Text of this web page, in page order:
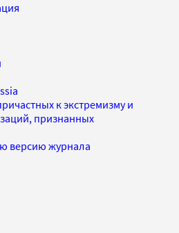
к экстремизму и
признанных
версию журнала